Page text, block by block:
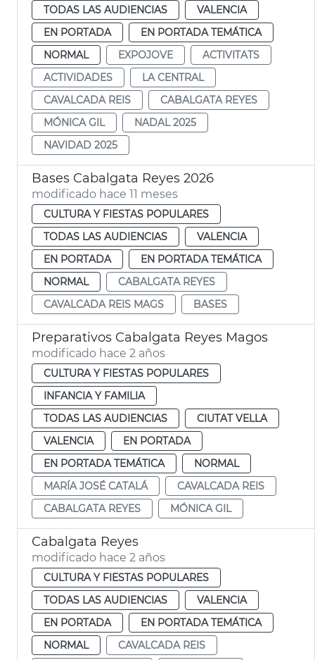
TODAS LAS AUDIENCIAS
VALENCIA
EN PORTADA
EN PORTADA TEMÁTICA
NORMAL
EXPOJOVE
ACTIVITATS
ACTIVIDADES
LA CENTRAL
CAVALCADA REIS
CABALGATA REYES
MÓNICA GIL
NADAL 2025
NAVIDAD 2025
Bases Cabalgata Reyes 2026
modificado hace 11 meses
CULTURA Y FIESTAS POPULARES
TODAS LAS AUDIENCIAS
VALENCIA
EN PORTADA
EN PORTADA TEMÁTICA
NORMAL
CABALGATA REYES
CAVALCADA REIS MAGS
BASES
Preparativos Cabalgata Reyes Magos
modificado hace 2 años
CULTURA Y FIESTAS POPULARES
INFANCIA Y FAMILIA
TODAS LAS AUDIENCIAS
CIUTAT VELLA
VALENCIA
EN PORTADA
EN PORTADA TEMÁTICA
NORMAL
MARÍA JOSÉ CATALÁ
CAVALCADA REIS
CABALGATA REYES
MÓNICA GIL
Cabalgata Reyes
modificado hace 2 años
CULTURA Y FIESTAS POPULARES
TODAS LAS AUDIENCIAS
VALENCIA
EN PORTADA
EN PORTADA TEMÁTICA
NORMAL
CAVALCADA REIS